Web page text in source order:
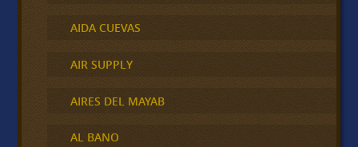
AIDA CUEVAS
AIR SUPPLY
AIRES DEL MAYAB
AL BANO